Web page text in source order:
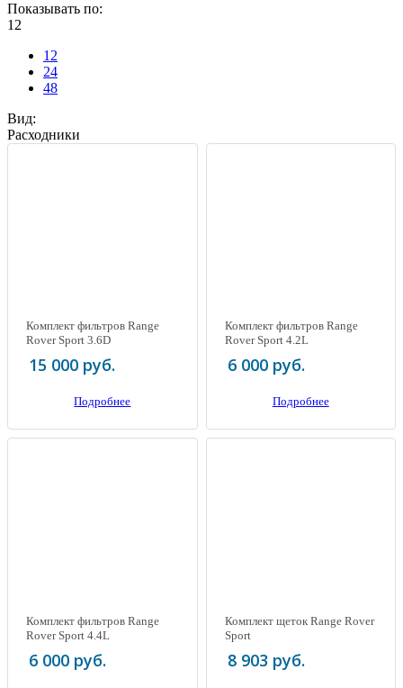
Показывать по:
12
12
24
48
Вид:
Расходники
Комплект фильтров Range
Rover Sport 3.6D
15 000 руб.
Подробнее
Комплект фильтров Range
Rover Sport 4.2L
6 000 руб.
Подробнее
Комплект фильтров Range
Rover Sport 4.4L
6 000 руб.
Комплект щеток Range Rover
Sport
8 903 руб.